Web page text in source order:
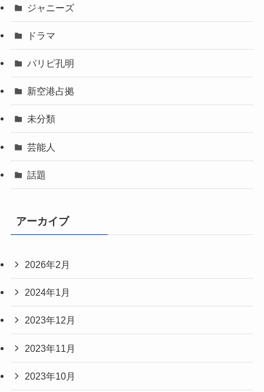
ジャニーズ
ドラマ
パリピ孔明
新空港占拠
未分類
芸能人
話題
アーカイブ
2026年2月
2024年1月
2023年12月
2023年11月
2023年10月